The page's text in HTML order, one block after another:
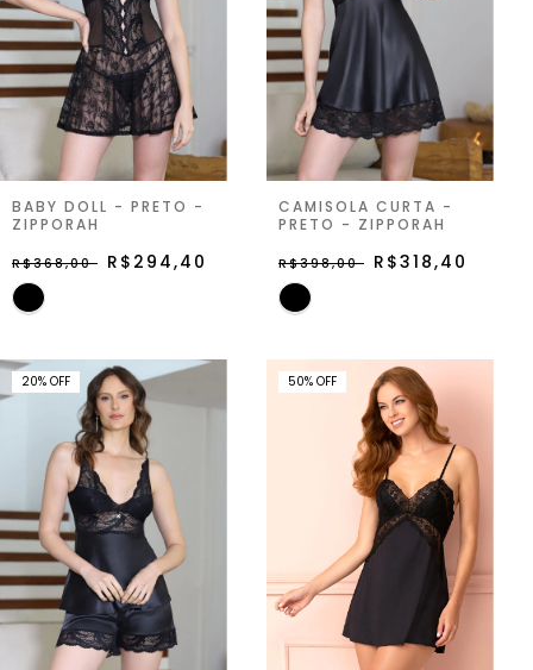
BABY DOLL - PRETO -
ZIPPORAH
R$368,00 R$294,40
CAMISOLA CURTA -
PRETO - ZIPPORAH
R$398,00 R$318,40
20% OFF 50% OFF